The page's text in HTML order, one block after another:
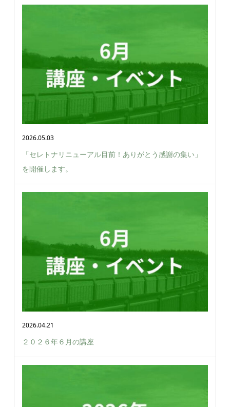
2026.05.03
「セレトナリニューアル目前！ありがとう感謝の集い」
を開催します。
2026.04.21
２０２６年６月の講座